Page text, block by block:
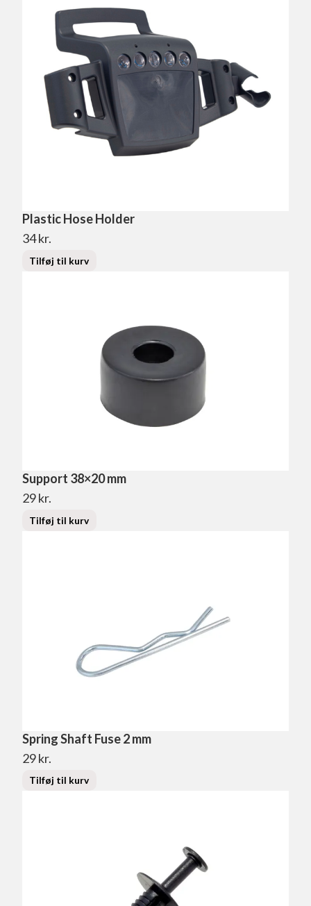
Plastic Hose Holder
34kr.
Tilføj til kurv
Support 38×20 mm
29kr.
Tilføj til kurv
Spring Shaft Fuse 2 mm
29kr.
Tilføj til kurv